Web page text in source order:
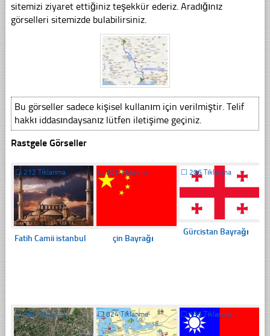
sitemizi ziyaret ettiğiniz teşekkür ederiz. Aradığınız
görselleri sitemizde bulabilirsiniz.
Bu görseller sadece kişisel kullanım için verilmiştir. Telif
hakkı iddasındaysanız lütfen iletişime geçiniz.
Rastgele Görseller
☐ 212 Tıklanma
Fatih Camii istanbul
☐209 Tıklanma
çin Bayrağı
☐ 206 Tıklanma
Gürcistan Bayrağı
☐192 Tıklanma ☐824 Tıklanma ☐196 Tıklanma